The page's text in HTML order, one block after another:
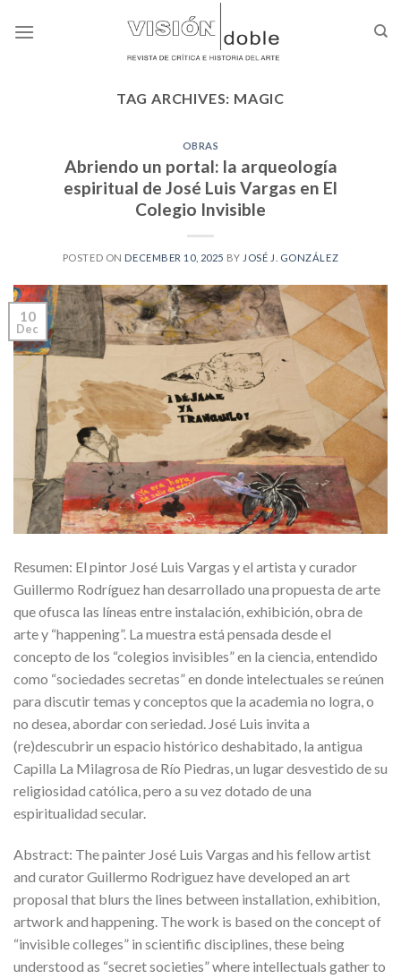
TAG ARCHIVES: MAGIC
OBRAS
Abriendo un portal: la arqueología
espiritual de José Luis Vargas en El
Colegio Invisible
POSTED ON DECEMBER 10, 2025 BY JOSÉ J. GONZÁLEZ
10
Dec
Resumen: El pintor José Luis Vargas y el artista y curador
Guillermo Rodríguez han desarrollado una propuesta de arte
que ofusca las líneas entre instalación, exhibición, obra de
arte y “happening”. La muestra está pensada desde el
concepto de los “colegios invisibles” en la ciencia, entendido
como “sociedades secretas” en donde intelectuales se reúnen
para discutir temas y conceptos que la academia no logra, o
no desea, abordar con seriedad. José Luis invita a
(re)descubrir un espacio histórico deshabitado, la antigua
Capilla La Milagrosa de Río Piedras, un lugar desvestido de su
religiosidad católica, pero a su vez dotado de una
espiritualidad secular.
Abstract: The painter José Luis Vargas and his fellow artist
and curator Guillermo Rodriguez have developed an art
proposal that blurs the lines between installation, exhibition,
artwork and happening. The work is based on the concept of
“invisible colleges” in scientific disciplines, these being
understood as “secret societies” where intellectuals gather to